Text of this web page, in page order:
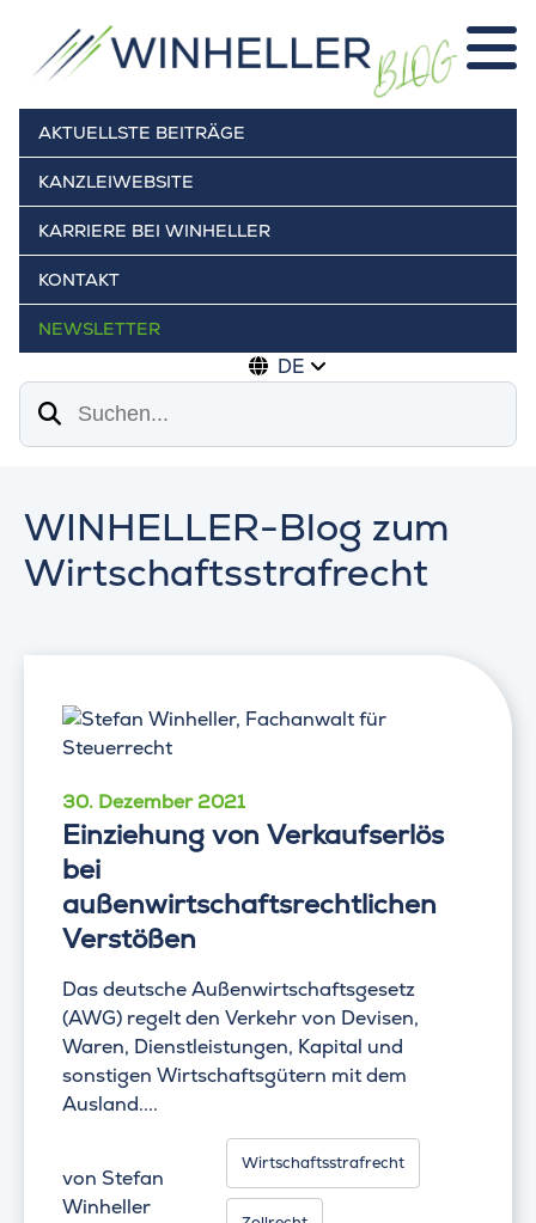
AKTUELLSTE BEITRÄGE
KANZLEIWEBSITE
KARRIERE BEI WINHELLER
KONTAKT
NEWSLETTER
DE
Suchen
WINHELLER-Blog zum
Wirtschaftsstrafrecht
30. Dezember 2021
Einziehung von Verkaufserlös
bei
außenwirtschaftsrechtlichen
Verstößen
Das deutsche Außenwirtschaftsgesetz
(AWG) regelt den Verkehr von Devisen,
Waren, Dienstleistungen, Kapital und
sonstigen Wirtschaftsgütern mit dem
Ausland....
von Stefan
Winheller
Wirtschaftsstrafrecht